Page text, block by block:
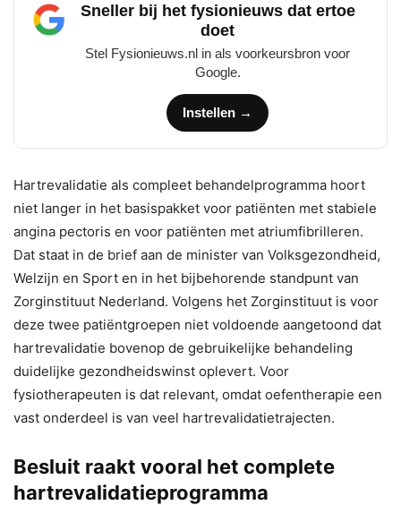
Sneller bij het fysionieuws dat ertoe
doet
Stel Fysionieuws.nl in als voorkeursbron voor
Google.
Instellen →
Hartrevalidatie als compleet behandelprogramma hoort
niet langer in het basispakket voor patiënten met stabiele
angina pectoris en voor patiënten met atriumfibrilleren.
Dat staat in de brief aan de minister van Volksgezondheid,
Welzijn en Sport en in het bijbehorende standpunt van
Zorginstituut Nederland. Volgens het Zorginstituut is voor
deze twee patiëntgroepen niet voldoende aangetoond dat
hartrevalidatie bovenop de gebruikelijke behandeling
duidelijke gezondheidswinst oplevert. Voor
fysiotherapeuten is dat relevant, omdat oefentherapie een
vast onderdeel is van veel hartrevalidatietrajecten.
Besluit raakt vooral het complete
hartrevalidatieprogramma